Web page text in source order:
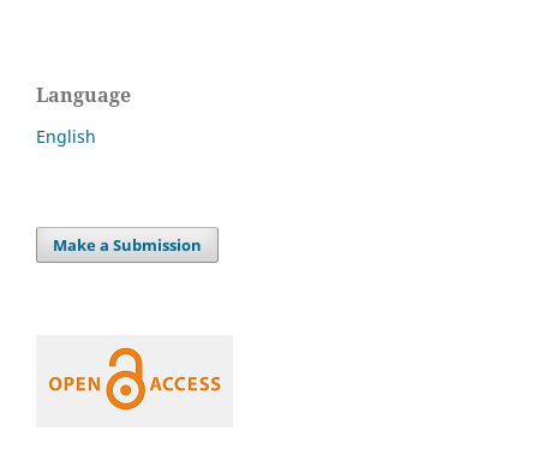
Language
English
Make a Submission